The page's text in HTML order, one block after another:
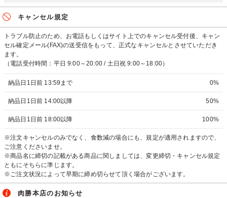
キャンセル規定
トラブル防止のため、お電話もしくはサイト上でのキャンセル受付後、キャン
セル確定メール(FAX)の送受信をもって、正式なキャンセルとさせていただき
ます。
（電話受付時間：平日 9:00～20:00 / 土日祝 9:00～18:00）
納品日1日前 13:59まで 0%
納品日1日前 14:00以降 50%
納品日1日前 18:00以降 100%
※注文キャンセルのみでなく、食数減の場合にも、規定が適用されますので、
ご注意くださいませ。
※商品名に締切の記載がある商品に関しましては、変更締切・キャンセル規定
ともにそちらに準じます。
※ご注文状況によって早期に締め切らせて頂く場合がございます。
肉勝本店のお知らせ